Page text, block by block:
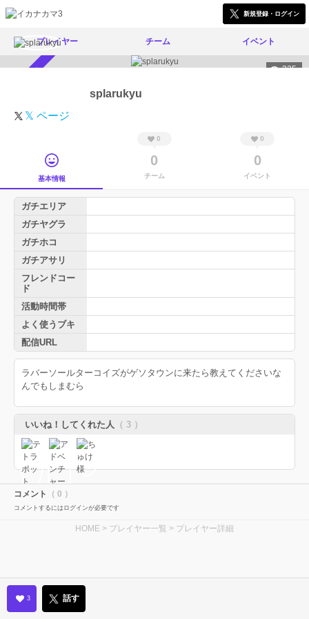
新規登録・ログイン
プレイヤー チーム イベント
325
splarukyu
𝕏 ページ
基本情報
0
0
チーム
0
0
イベント
ガチエリア
ガチヤグラ
ガチホコ
ガチアサリ
フレンドコー
ド
活動時間帯
よく使うブキ
配信URL
ラバーソールターコイズがゲソタウンに来たら教えてくださいな
んでもしまむら
いいね！してくれた人 （ 3 ）
コメント （ 0 ）
コメントするにはログインが必要です
HOME > プレイヤー一覧 > プレイヤー詳細
3 話す